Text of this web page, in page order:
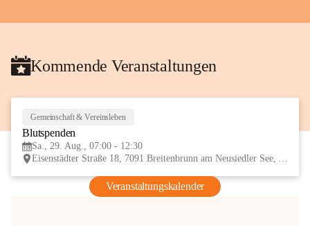
Kommende Veranstaltungen
Gemeinschaft & Vereinsleben
Blutspenden
Sa., 29. Aug., 07:00 - 12:30
Eisenstädter Straße 18, 7091 Breitenbrunn am Neusiedler See, AUT
Veranstaltungskalender